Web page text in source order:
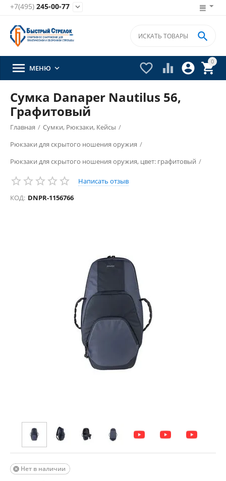
+7(495) 245-00-77 
0


 

 МЕНЮ 
Сумка Danaper Nautilus 56,
Графитовый
Главная / Сумки, Рюкзаки, Кейсы /
Рюкзаки для скрытого ношения оружия /
Рюкзаки для скрытого ношения оружия, цвет: графитовый /
Написать отзыв
КОД: DNPR-1156766
Нет в наличии
